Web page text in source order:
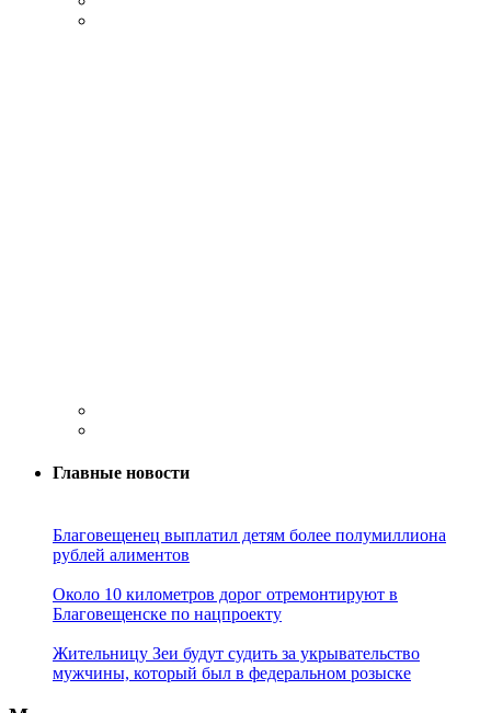
Главные новости
Благовещенец выплатил детям более полумиллиона
рублей алиментов
Около 10 километров дорог отремонтируют в
Благовещенске по нацпроекту
Жительницу Зеи будут судить за укрывательство
мужчины, который был в федеральном розыске